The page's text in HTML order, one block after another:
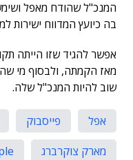
בה כיועץ המדווח ישירות
אפשר להגיד שזו הייתה
מאז הקמתה, ולבסוף מי
שוב להיות המנכ"ל שלה.
אפל פייסבוק
מארק צוקרברג